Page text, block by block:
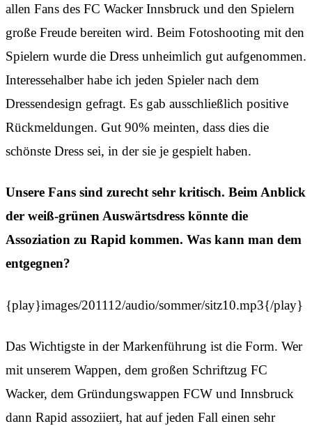
allen Fans des FC Wacker Innsbruck und den Spielern
große Freude bereiten wird. Beim Fotoshooting mit den
Spielern wurde die Dress unheimlich gut aufgenommen.
Interessehalber habe ich jeden Spieler nach dem
Dressendesign gefragt. Es gab ausschließlich positive
Rückmeldungen. Gut 90% meinten, dass dies die
schönste Dress sei, in der sie je gespielt haben.
Unsere Fans sind zurecht sehr kritisch. Beim Anblick
der weiß-grünen Auswärtsdress könnte die
Assoziation zu Rapid kommen. Was kann man dem
entgegnen?
{play}images/201112/audio/sommer/sitz10.mp3{/play}
Das Wichtigste in der Markenführung ist die Form. Wer
mit unserem Wappen, dem großen Schriftzug FC
Wacker, dem Gründungswappen FCW und Innsbruck
dann Rapid assoziiert, hat auf jeden Fall einen sehr